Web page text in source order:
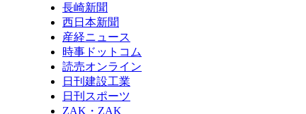
長崎新聞
西日本新聞
産経ニュース
時事ドットコム
読売オンライン
日刊建設工業
日刊スポーツ
ZAK・ZAK